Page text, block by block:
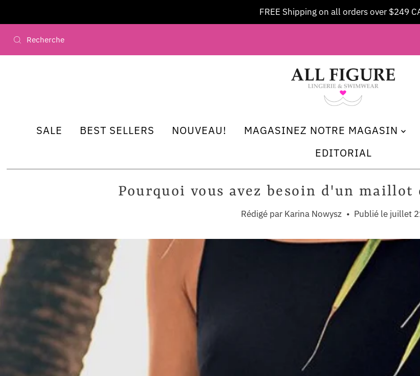
SALE BEST SELLERS NOUVEAU! MAGASINEZ NOTRE MAGASIN
EDITORIAL
Pourquoi vous avez besoin d'un maillot
Rédigé par Karina Nowysz • Publié le juillet